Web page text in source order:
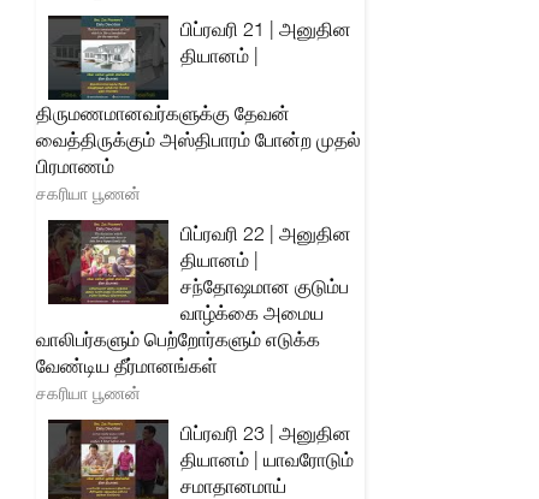
பிப்ரவரி 21 | அனுதின
தியானம் |
திருமணமானவர்களுக்கு தேவன்
வைத்திருக்கும் அஸ்திபாரம் போன்ற முதல்
பிரமாணம்
சகரியா பூணன்
பிப்ரவரி 22 | அனுதின
தியானம் |
சந்தோஷமான குடும்ப
வாழ்க்கை அமைய
வாலிபர்களும் பெற்றோர்களும் எடுக்க
வேண்டிய தீர்மானங்கள்
சகரியா பூணன்
பிப்ரவரி 23 | அனுதின
தியானம் | யாவரோடும்
சமாதானமாய்